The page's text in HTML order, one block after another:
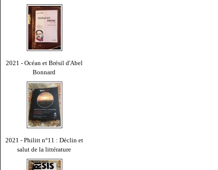
2021 - Océan et Brésil d'Abel
Bonnard
2021 - Philitt n°11 : Déclin et
salut de la littérature